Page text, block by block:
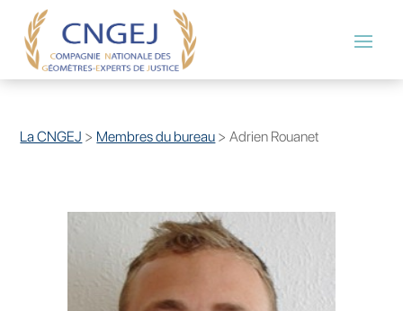
La CNGEJ > Membres du bureau >Adrien Rouanet